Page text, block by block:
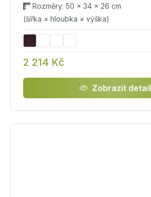
Rozměry: 50 × 34 × 26 cm
(šířka × hloubka × výška)
2 214 Kč
Zobrazit detail